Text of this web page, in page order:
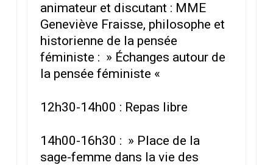
animateur et discutant : MME
Geneviève Fraisse, philosophe et
historienne de la pensée
féministe : » Échanges autour de
la pensée féministe «
12h30-14h00 : Repas libre
14h00-16h30 : » Place de la
sage-femme dans la vie des